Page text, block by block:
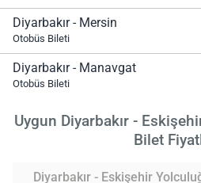
Diyarbakır - Mersin
Otobüs Bileti
Diyarbakır - Manavgat
Otobüs Bileti
Uygun Diyarbakır -
Bilet
Diyarbakır - Eskişehir